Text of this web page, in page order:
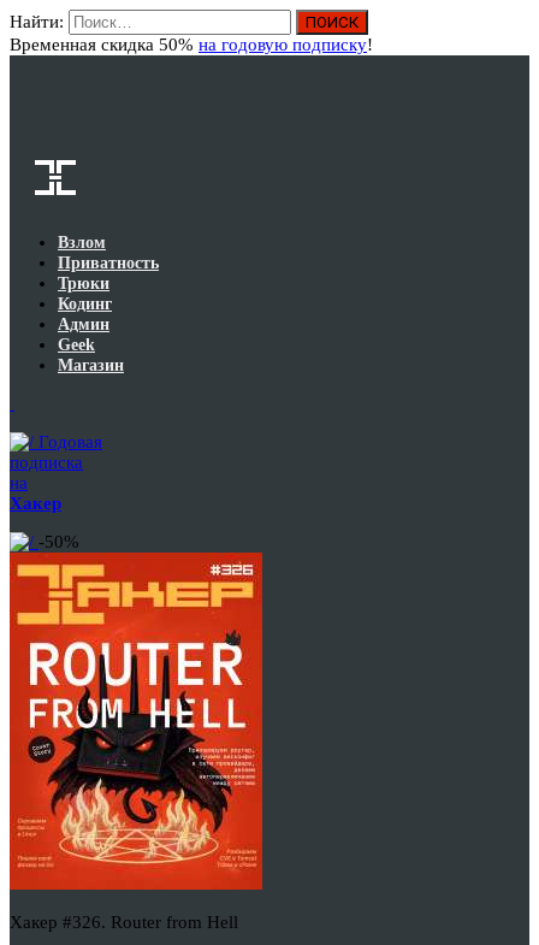
Найти:
Временная скидка 50% на годовую подписку!
Взлом
Приватность
Трюки
Кодинг
Админ
Geek
Магазин
Годовая
подписка
на
Хакер
-50%
Хакер #326. Router from Hell